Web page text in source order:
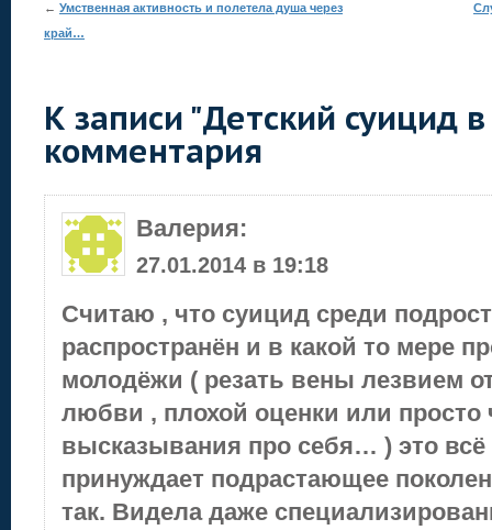
← Умственная активность и полетела душа через
край…
К записи "Детский суицид в
комментария
Валерия:
27.01.2014 в 19:18
Считаю , что суицид среди
распространён и в какой то мере
молодёжи ( резать вены лезвием
любви , плохой оценки или просто
высказывания про себя… ) это всё
принуждает подрастающее
так. Видела даже